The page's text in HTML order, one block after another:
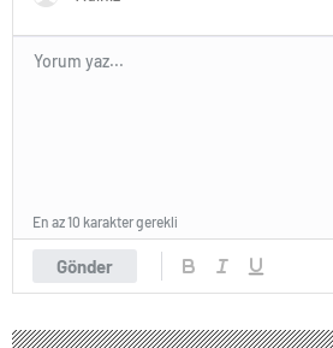
Gönder
En az 10 karakter gerekli